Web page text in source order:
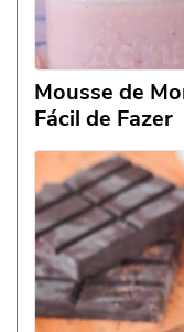
Mousse de
Fácil de Fazer